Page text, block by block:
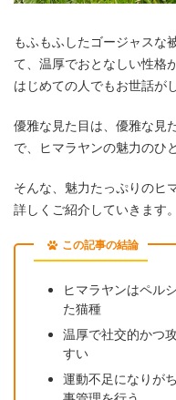
もふもふしたゴージャスな
て、温厚でおとなしい性格
はじめての人でもお世話が
優雅な見た目は、優雅な見
で、ヒマラヤンの魅力のひ
そんな、魅力たっぷりのヒ
詳しくご紹介していきます。
この記事の結論
ヒマラヤンはペル
た猫種
温厚で社交的かつ
すい
運動不足になりが